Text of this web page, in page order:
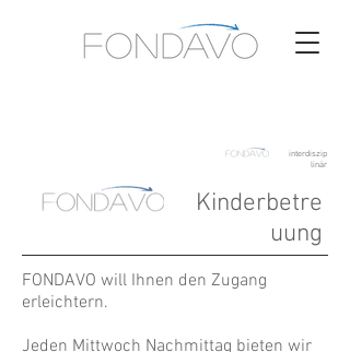
interdiszip
linär
Kinderbetre
uung
FONDAVO will Ihnen den Zugang
erleichtern.
Jeden Mittwoch Nachmittag bieten wir